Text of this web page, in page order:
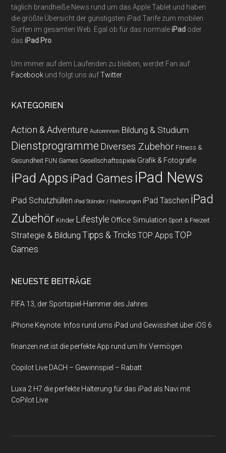
täglich brandheiße News rund um das Apple Tablet und haben
die größte Übersicht der günstigsten iPad Tarife zum mobilen
Surfen im gesamten Web. Egal ob für das normaleiPad oder
dasiPad Pro
Um immer auf dem Laufenden zu bleiben, werdet Fan auf
Facebook und folgt uns aufTwitter.
KATEGORIEN
Action & Adventure Autorennen Bildung & Studium
Dienstprogramme Diverses Zubehör Fitness &
Gesundheit FUN Games Gesellschaftsspiele Grafik & Fotografie
iPad Apps iPad Games iPad News
iPad Schutzhüllen iPad Ständer / Halterungen iPad Taschen iPad
Zubehör Kinder Lifestyle Office Simulation Sport & Freizeit
Strategie & Bildung Tipps & Tricks TOP Apps TOP
Games
NEUESTE BEITRÄGE
FIFA 13, der Sportspiel-Hammer des Jahres
iPhone Keynote: Infos rund ums iPad und Gewissheit über iOS 6
finanzen.net ist die perfekte App rund um Ihr Vermögen
Copilot Live DACH – Gewinnspiel – Rabatt
Luxa 2 H7 die perfekte Halterung für das iPad als Navi mit
CoPilot Live